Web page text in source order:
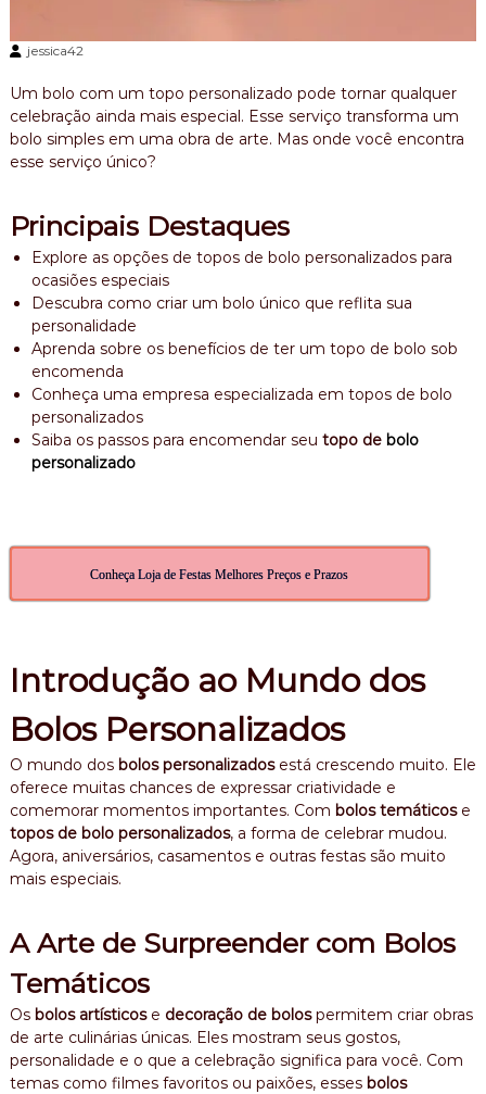
o
a
n
s
a
o
jessica42
Um bolo com um topo personalizado pode tornar qualquer
celebração ainda mais especial. Esse serviço transforma um
bolo simples em uma obra de arte. Mas onde você encontra
esse serviço único?
Principais Destaques
Explore as opções de topos de bolo personalizados para
ocasiões especiais
Descubra como criar um bolo único que reflita sua
personalidade
Aprenda sobre os benefícios de ter um topo de bolo sob
encomenda
Conheça uma empresa especializada em topos de bolo
personalizados
Saiba os passos para encomendar seu topo de bolo
personalizado
Conheça Loja de Festas Melhores Preços e Prazos
Introdução ao Mundo dos
Bolos Personalizados
O mundo dos bolos personalizadosestá crescendo muito. Ele
oferece muitas chances de expressar criatividade e
comemorar momentos importantes. Com bolos temáticose
topos de bolo personalizados, a forma de celebrar mudou.
Agora, aniversários, casamentos e outras festas são muito
mais especiais.
A Arte de Surpreender com Bolos
Temáticos
Os bolos artísticose decoração de bolospermitem criar obras
de arte culinárias únicas. Eles mostram seus gostos,
personalidade e o que a celebração significa para você. Com
temas como filmes favoritos ou paixões, esses bolos